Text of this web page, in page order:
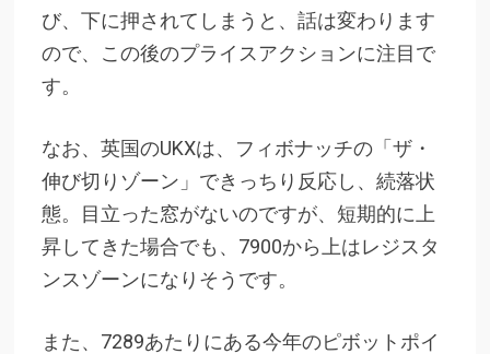
び、下に押されてしまうと、話は変わります
ので、この後のプライスアクションに注目で
す。
なお、英国のUKXは、フィボナッチの「ザ・
伸び切りゾーン」できっちり反応し、続落状
態。目立った窓がないのですが、短期的に上
昇してきた場合でも、7900から上はレジスタ
ンスゾーンになりそうです。
また、7289あたりにある今年のピボットポイ